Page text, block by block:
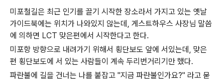
미포철길은 최근 인기를 끌기 시작한 장소라서 가지고 있는 옛날
가이드북에는 위치가 나와있지 않는데, 게스트하우스 사장님 말씀
에 의하면 LCT 맞은편에서 시작한다고 한다.
미포항 방향으로 내려가기 위해서 횡단보도 앞에 서있는데, 맞은
편 횡단보도에 서 있는 사람들이 계속 두리번거리기만 했다.
파란불에 길을 건너는 나를 붙잡고 "지금 파란불인가요?" 라고 묻